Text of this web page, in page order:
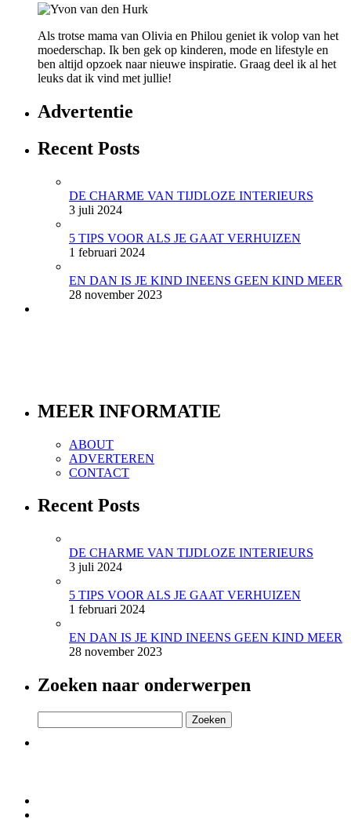
Als trotse mama van Olivia en Philou geniet ik volop van het
moederschap. Ik ben gek op kinderen, mode en lifestyle en
ben altijd opzoek naar nieuwe inspiratie. Graag deel ik al het
leuks dat ik vind met jullie!
Advertentie
Recent Posts
DE CHARME VAN TIJDLOZE INTERIEURS
3 juli 2024
5 TIPS VOOR ALS JE GAAT VERHUIZEN
1 februari 2024
EN DAN IS JE KIND INEENS GEEN KIND MEER
28 november 2023
MEER INFORMATIE
ABOUT
ADVERTEREN
CONTACT
Recent Posts
DE CHARME VAN TIJDLOZE INTERIEURS
3 juli 2024
5 TIPS VOOR ALS JE GAAT VERHUIZEN
1 februari 2024
EN DAN IS JE KIND INEENS GEEN KIND MEER
28 november 2023
Zoeken naar onderwerpen
naar: